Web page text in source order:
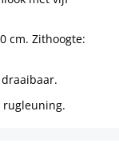
cm. Zithoogte:
rugleuning.